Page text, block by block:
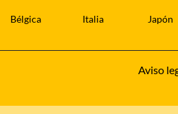
Bélgica Italia Japón
Aviso